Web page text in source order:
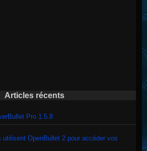
Articles récents
Pro 1.5.8
utilisent OpenBullet 2 pour accéder vos